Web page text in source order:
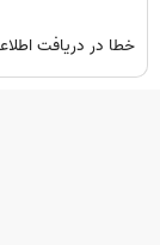
خطا در دریافت